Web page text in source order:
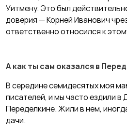
Уитмену. Это был
доверия — Корней Иванович
ответственно относился к
А как ты сам оказался в
В середине семидесятых моя
писателей, и мы часто ездили в
Переделкине. Жили в нем,
дачи.